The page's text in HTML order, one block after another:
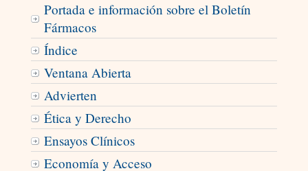
Portada e información sobre el Boletín
Fármacos
Índice
Ventana Abierta
Advierten
Ética y Derecho
Ensayos Clínicos
Economía y Acceso